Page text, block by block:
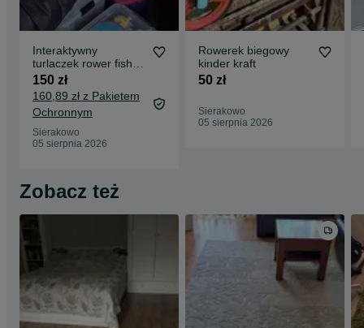
Interaktywny
turlaczek rower fisher
price
150 zł
160,89 zł z Pakietem
Ochronnym
Sierakowo
05 sierpnia 2026
Rowerek biegowy
kinder kraft
50 zł
Sierakowo
05 sierpnia 2026
Zobacz też